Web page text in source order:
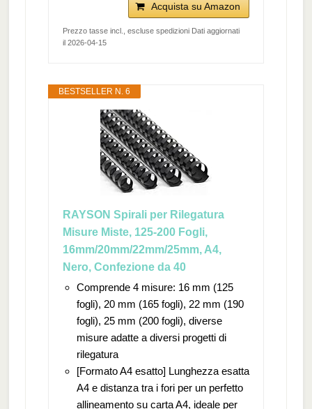
Acquista su Amazon
Prezzo tasse incl., escluse spedizioni Dati aggiornati
il 2026-04-15
BESTSELLER N. 6
RAYSON Spirali per Rilegatura
Misure Miste, 125-200 Fogli,
16mm/20mm/22mm/25mm, A4,
Nero, Confezione da 40
Comprende 4 misure: 16 mm (125
fogli), 20 mm (165 fogli), 22 mm (190
fogli), 25 mm (200 fogli), diverse
misure adatte a diversi progetti di
rilegatura
[Formato A4 esatto] Lunghezza esatta
A4 e distanza tra i fori per un perfetto
allineamento su carta A4, ideale per